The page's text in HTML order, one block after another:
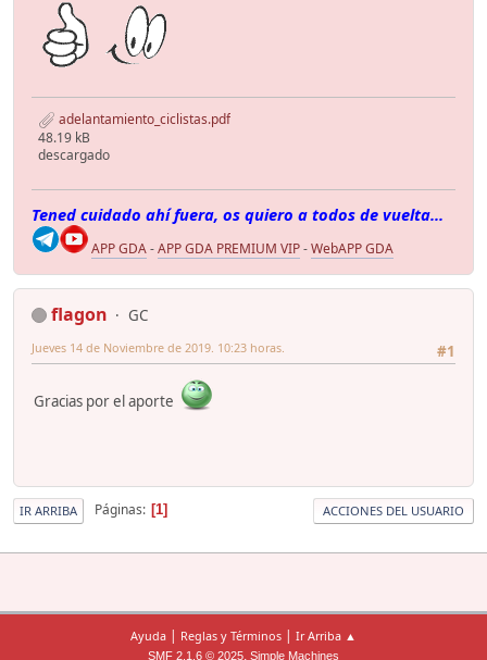
adelantamiento_ciclistas.pdf
48.19 kB
descargado
Tened cuidado ahí fuera, os quiero a todos de vuelta...
APP GDA-APP GDA PREMIUM VIP-WebAPP GDA
flagon
GC
#1
Jueves 14 de Noviembre de 2019. 10:23 horas.
Gracias por el aporte
IR ARRIBA Páginas 1 ACCIONES DEL USUARIO
Ayuda | Reglas y Términos | Ir Arriba ▲
SMF 2.1.6 © 2025, Simple Machines